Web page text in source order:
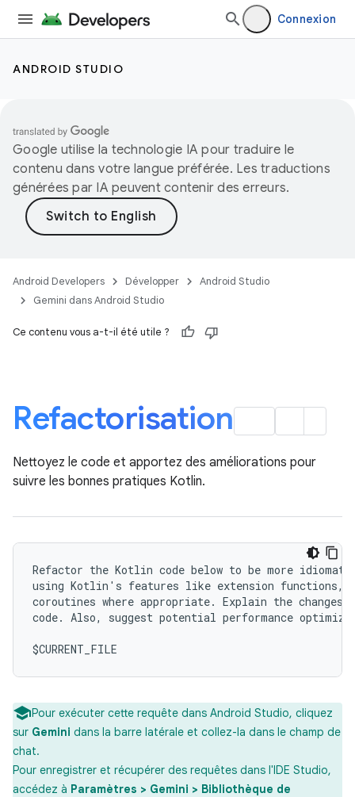
Connexion
ANDROID STUDIO
Google utilise la technologie IA pour traduire le
contenu dans votre langue préférée. Les traductions
générées par IA peuvent contenir des erreurs.
Android Developers Développer
Android Studio
Gemini dans Android Studio
Ce contenu vous a-t-il été utile ?
Refactorisation
Nettoyez le code et apportez des améliorations pour
suivre les bonnes pratiques Kotlin.
Refactor the Kotlin code below to be more
using Kotlin's features like extension functions,
coroutines where appropriate. Explain the changes
code. Also, suggest potential performance
Pour exécuter cette requête dans Android Studio, cliquez
sur Gemini dans la barre latérale et collez-la dans le champ de
chat.
Pour enregistrer et récupérer des requêtes dans l'IDE Studio,
accédez à Paramètres > Gemini > Bibliothèque de